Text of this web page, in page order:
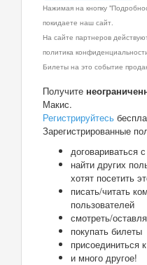
Нажимая на кнопку
покидаете наш сайт.
На сайте партнеров
политика
Билеты на это событие
Получите
Макис.
Регистрируйтесь
Зарегистрированные
договариваться
найти других
хотят посетить
писать/читать
пользователей
смотреть/
покупать билеты
присоединиться
и много другое!